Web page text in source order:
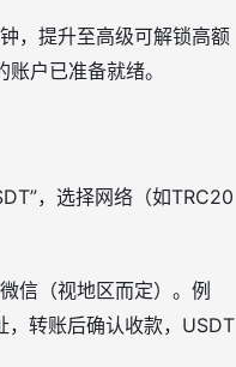
，提升至高级可解锁高额
户已准备就绪。
，选择网络（如TRC20
信（视地区而定）。例
，转账后确认收款，USDT